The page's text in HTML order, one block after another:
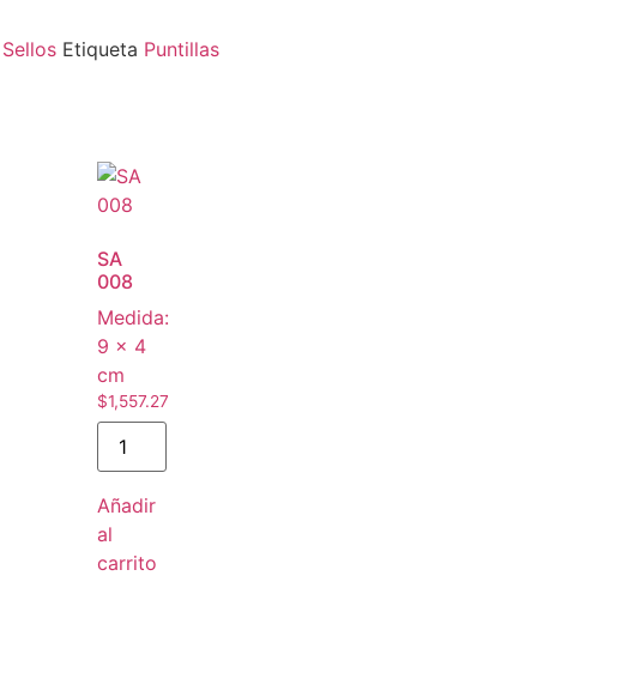
Sellos Etiqueta Puntillas
SA
008
Medida:
9 × 4
cm
$1,557.27
Añadir
al
carrito